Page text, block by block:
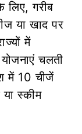
लिए, गरीब
या खाद पर
में
चलती
में 10 चीजें
स्कीम